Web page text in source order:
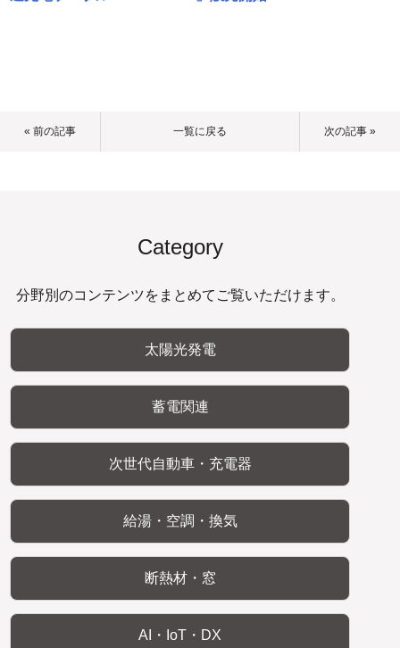
« 前の記事 一覧に戻る 次の記事 »
Category
分野別のコンテンツをまとめてご覧いただけます。
太陽光発電
蓄電関連
次世代自動車・充電器
給湯・空調・換気
断熱材・窓
AI・IoT・DX